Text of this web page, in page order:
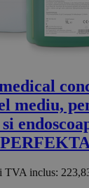
mediu,
TVA inclus: